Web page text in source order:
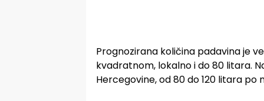
Prognozirana količina padavina je
kvadratnom, lokalno i do 80 litara.
Hercegovine, od 80 do 120 litara